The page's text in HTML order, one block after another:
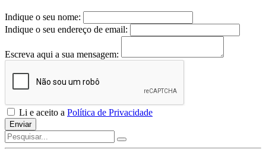
Indique o seu nome:
Indique o seu endereço de email:
Escreva aqui a sua mensagem:
Li e aceito a Política de Privacidade
Enviar